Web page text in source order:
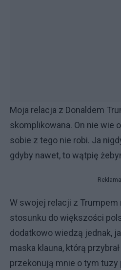
Moja relacja z Donaldem
skomplikowana. On nie wie
sobie z tego nie robi. Ja
gdyby nawet, to wątpię
Reklama
W swojej relacji z Trumpem
stosunku do większości
dodatkowo wiedzą jednak,
maska klauna, którą
przekonują mnie o tym